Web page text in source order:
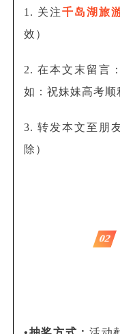
1. 关注千岛湖旅
效）
2. 在本文末留言
如：祝妹妹高考顺
3. 转发本文至朋
除）
02